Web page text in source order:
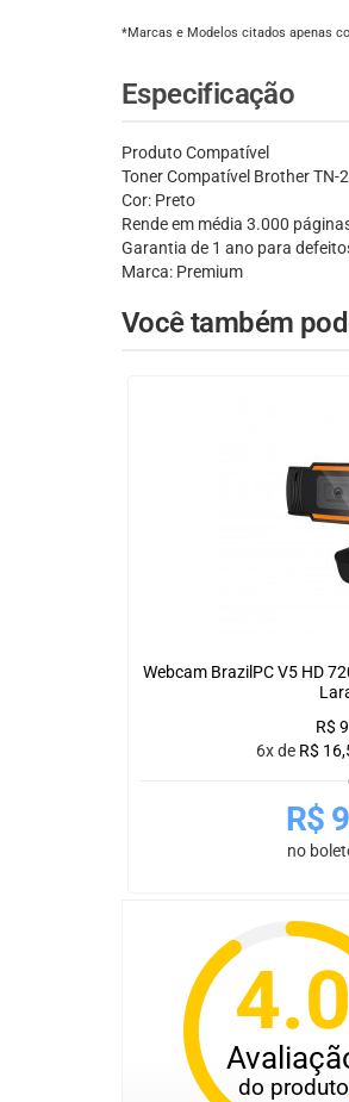
*Marcas e Modelos citados apenas
Especificação
Produto Compatível
Toner Compatível Brother TN-
Cor: Preto
Rende em média 3.000
Garantia de 1 ano para
Marca: Premium
Você também
Webcam BrazilPC V5 HD
R$
6x de R$
R$
no
4.0
do produto